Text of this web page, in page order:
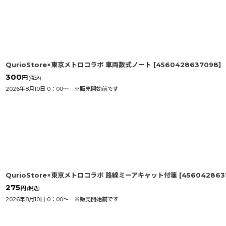
QurioStore×東京メトロコラボ 車両数式ノート [4560428637098]
300 円 (税込)
2026年8月10日 0：00〜 ※販売開始前です
QurioStore×東京メトロコラボ 路線ミーアキャット付箋 [
275円 (税込)
2026年8月10日 0：00〜 ※販売開始前です